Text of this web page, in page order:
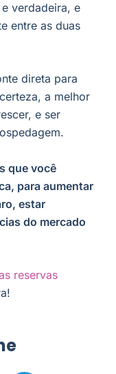
verdadeira, e
entre as duas
direta para
a melhor
e ser
que você
para aumentar
estar
do mercado
reservas